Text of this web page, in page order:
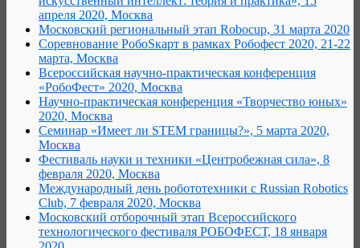
апреля 2020, Москва
Московский региональный этап Robocup, 31 марта 2020
Соревнование РобоSкарт в рамках Робофест 2020, 21-22
марта, Москва
Всероссийская научно-практическая конференция
«РобоФест» 2020, Москва
Научно-практическая конференция «Творчество юных»
2020, Москва
Семинар «Имеет ли STEM границы?», 5 марта 2020,
Москва
Фестиваль науки и техники «Центробежная сила», 8
февраля 2020, Москва
Международный день робототехники с Russian Robotics
Club, 7 февраля 2020, Москва
Московский отборочный этап Всероссийского
технологического фестиваля РОБОФЕСТ, 18 января